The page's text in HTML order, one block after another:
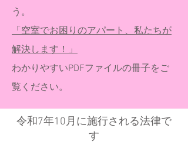
う。
「空室でお困りのアパート、私たちが
解決します！」
わかりやすいPDFファイルの冊子をご
覧ください。
令和7年10月に施行される法律で
す